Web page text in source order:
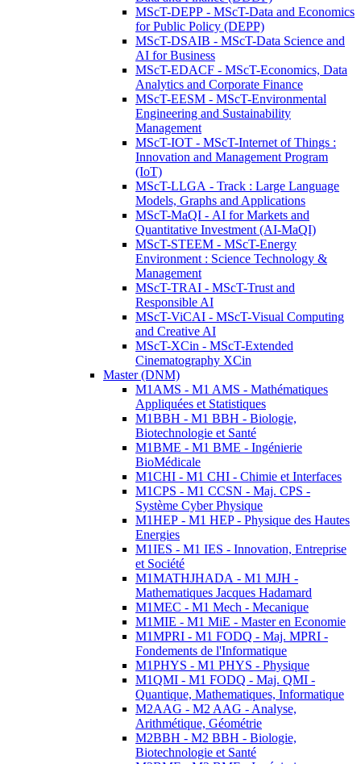
MScT-DEPP - MScT-Data and Economics
for Public Policy (DEPP)
MScT-DSAIB - MScT-Data Science and
AI for Business
MScT-EDACF - MScT-Economics, Data
Analytics and Corporate Finance
MScT-EESM - MScT-Environmental
Engineering and Sustainability
Management
MScT-IOT - MScT-Internet of Things :
Innovation and Management Program
(IoT)
MScT-LLGA - Track : Large Language
Models, Graphs and Applications
MScT-MaQI - AI for Markets and
Quantitative Investment (AI-MaQI)
MScT-STEEM - MScT-Energy
Environment : Science Technology &
Management
MScT-TRAI - MScT-Trust and
Responsible AI
MScT-ViCAI - MScT-Visual Computing
and Creative AI
MScT-XCin - MScT-Extended
Cinematography XCin
Master (DNM)
M1AMS - M1 AMS - Mathématiques
Appliquées et Statistiques
M1BBH - M1 BBH - Biologie,
Biotechnologie et Santé
M1BME - M1 BME - Ingénierie
BioMédicale
M1CHI - M1 CHI - Chimie et Interfaces
M1CPS - M1 CCSN - Maj. CPS -
Système Cyber Physique
M1HEP - M1 HEP - Physique des Hautes
Energies
M1IES - M1 IES - Innovation, Entreprise
et Société
M1MATHJHADA - M1 MJH -
Mathematiques Jacques Hadamard
M1MEC - M1 Mech - Mecanique
M1MIE - M1 MiE - Master en Economie
M1MPRI - M1 FODQ - Maj. MPRI -
Fondements de l'Informatique
M1PHYS - M1 PHYS - Physique
M1QMI - M1 FODQ - Maj. QMI -
Quantique, Mathematiques, Informatique
M2AAG - M2 AAG - Analyse,
Arithmétique, Géométrie
M2BBH - M2 BBH - Biologie,
Biotechnologie et Santé